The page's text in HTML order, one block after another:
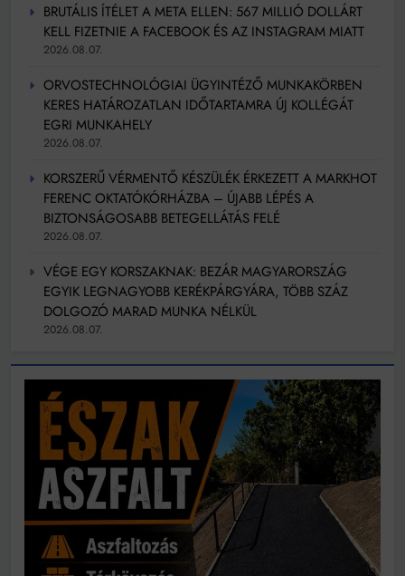
BRUTÁLIS ÍTÉLET A META ELLEN: 567 MILLIÓ DOLLÁRT
KELL FIZETNIE A FACEBOOK ÉS AZ INSTAGRAM MIATT
2026.08.07.
ORVOSTECHNOLÓGIAI ÜGYINTÉZŐ MUNKAKÖRBEN
KERES HATÁROZATLAN IDŐTARTAMRA ÚJ KOLLÉGÁT
EGRI MUNKAHELY
2026.08.07.
KORSZERŰ VÉRMENTŐ KÉSZÜLÉK ÉRKEZETT A MARKHOT
FERENC OKTATÓKÓRHÁZBA – ÚJABB LÉPÉS A
BIZTONSÁGOSABB BETEGELLÁTÁS FELÉ
2026.08.07.
VÉGE EGY KORSZAKNAK: BEZÁR MAGYARORSZÁG
EGYIK LEGNAGYOBB KERÉKPÁRGYÁRA, TÖBB SZÁZ
DOLGOZÓ MARAD MUNKA NÉLKÜL
2026.08.07.